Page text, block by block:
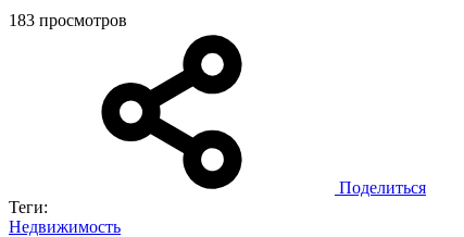
183 просмотров
Поделиться
Теги:
Недвижимость